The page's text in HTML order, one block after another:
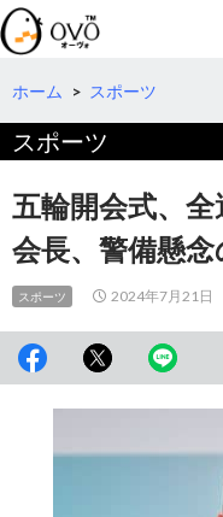
検
索
コ
テ
へ
移
動
ホーム > スポーツ
スポーツ
五輪開会式、
会長、警備懸念
スポーツ 2024年7月21日